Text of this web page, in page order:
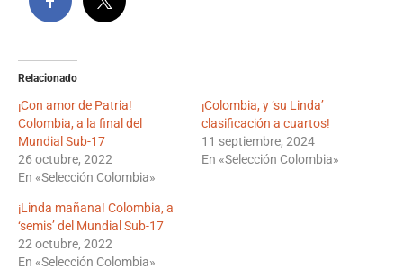
Relacionado
¡Con amor de Patria!
Colombia, a la final del
Mundial Sub-17
26 octubre, 2022
En «Selección Colombia»
¡Colombia, y ‘su Linda’
clasificación a cuartos!
11 septiembre, 2024
En «Selección Colombia»
¡Linda mañana! Colombia, a
‘semis’ del Mundial Sub-17
22 octubre, 2022
En «Selección Colombia»